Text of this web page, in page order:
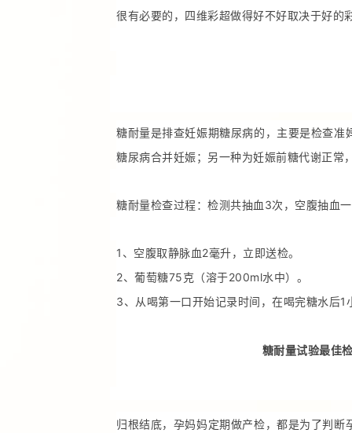
很有必要的，四维彩超做得好不好取决于好的
糖耐量是排查妊娠期糖尿病的，主要是检查
糖尿病合并妊娠；另一种为妊娠前糖代谢正常
糖耐量检查过程：检测共抽血3次，空腹抽血
1、空腹取静脉血2毫升，立即送检。
2、葡萄糖75克（溶于200ml水中） 。
3、从喝第一口开始记录时间，在喝完糖水后
糖耐量试验最佳
归根结底，孕妈妈定期做产检，都是为了判